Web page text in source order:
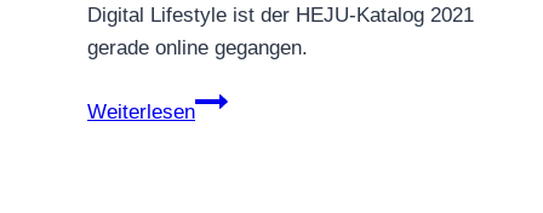
Digital Lifestyle ist der HEJU-Katalog 2021
gerade online gegangen.
Weiterlesen
Jetzt